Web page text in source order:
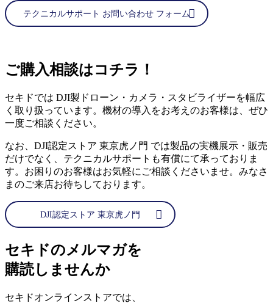
テクニカルサポート お問い合わせ フォーム
ご購入相談はコチラ！
セキドでは DJI製ドローン・カメラ・スタビライザーを幅広
く取り扱っています。機材の導入をお考えのお客様は、ぜひ
一度ご相談ください。
なお、DJI認定ストア 東京虎ノ門 では製品の実機展示・販売
だけでなく、テクニカルサポートも有償にて承っておりま
す。お困りのお客様はお気軽にご相談くださいませ。みなさ
まのご来店お待ちしております。
DJI認定ストア 東京虎ノ門
セキドのメルマガを
購読しませんか
セキドオンラインストアでは、